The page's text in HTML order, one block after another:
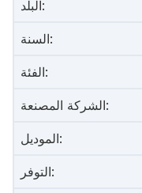
البلد:
السنة:
الفئة:
الشركة المصنعة:
الموديل:
التوفر: